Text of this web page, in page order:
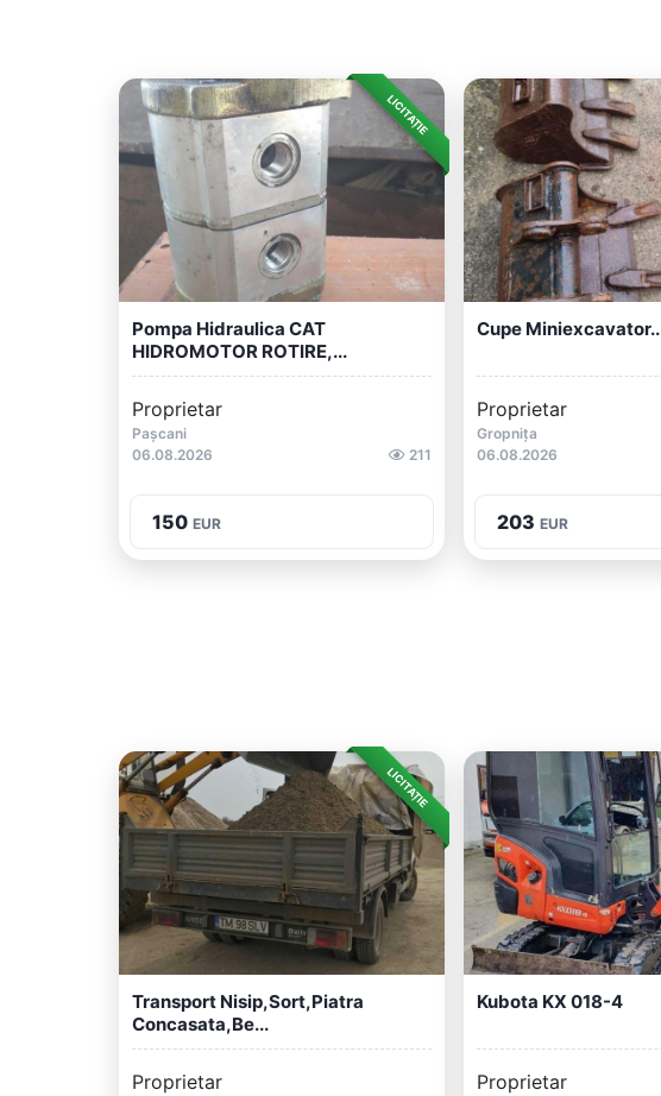
LICITAȚIE
Pompa Hidraulica CAT
HIDROMOTOR ROTIRE,...
Proprietar
Pașcani
06.08.2026
211
150 EUR
Cupe Miniexcavator..
Proprietar
Gropnița
06.08.2026
203 EUR
LICITAȚIE
Transport Nisip,sort,piatra
Concasata,be...
Proprietar
Kubota KX 018-4
Proprietar